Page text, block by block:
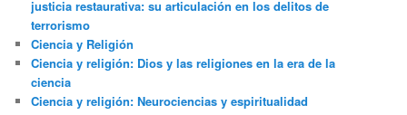
justicia restaurativa: su articulación en los delitos de
terrorismo
Ciencia y Religión
Ciencia y religión: Dios y las religiones en la era de la
ciencia
Ciencia y religión: Neurociencias y espiritualidad